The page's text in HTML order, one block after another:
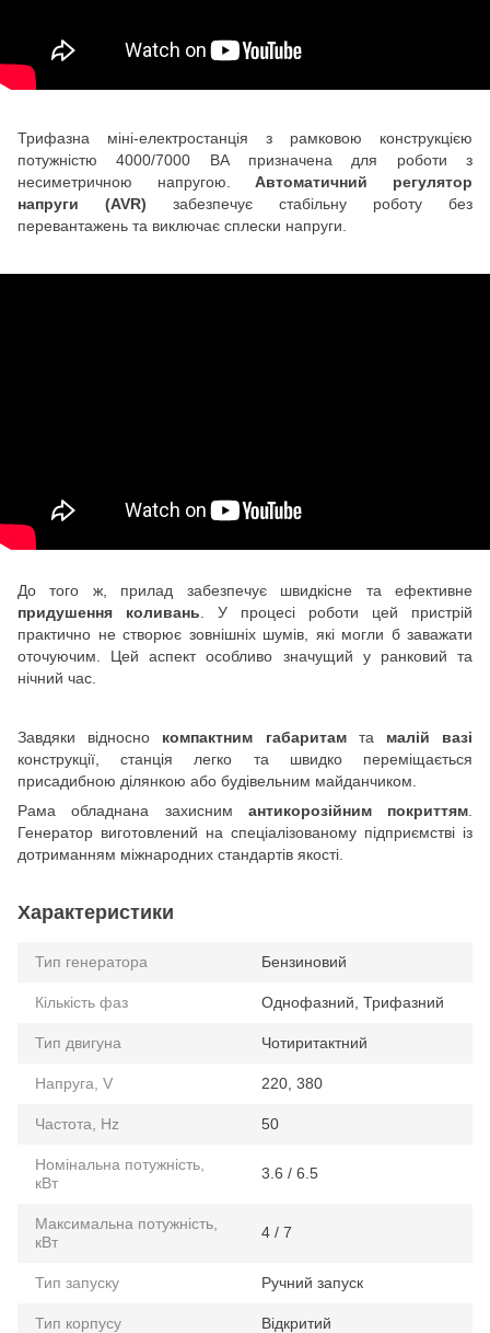
Трифазна міні-електростанція з рамковою конструкцією
потужністю 4000/7000 ВА призначена для роботи з
несиметричною напругою.Автоматичний регулятор
напруги (AVR) забезпечує стабільну роботу без
перевантажень та виключає сплески напруги.
До того ж, прилад забезпечує швидкісне та ефективне
придушення коливань . У процесі роботи цей пристрій
практично не створює зовнішніх шумів, які могли б заважати
оточуючим. Цей аспект особливо значущий у ранковий та
нічний час.
Завдяки відносно компактним габаритам та малій вазі
конструкції, станція легко та швидко переміщається
присадибною ділянкою або будівельним майданчиком.
Рама обладнана захисним антикорозійним покриттям
Генератор виготовлений на спеціалізованому підприємстві із
дотриманням міжнародних стандартів якості.
Характеристики
Тип генератора Бензиновий
Кількість фаз Однофазний, Трифазний
Тип двигуна Чотиритактний
Напруга, V 220, 380
Частота, Hz 50
Номінальна потужність,
кВт
3.6 / 6.5
Максимальна потужність,
кВт
4 / 7
Тип запуску Ручний запуск
Тип корпусу Відкритий